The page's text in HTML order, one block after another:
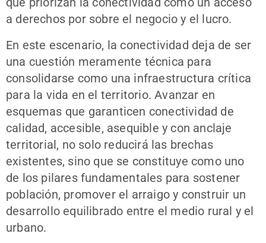
a derechos por sobre el negocio y el lucro.
En este escenario, la conectividad deja de ser
una cuestión meramente técnica para
consolidarse como una infraestructura crítica
para la vida en el territorio. Avanzar en
esquemas que garanticen conectividad de
calidad, accesible, asequible y con anclaje
territorial, no solo reducirá las brechas
existentes, sino que se constituye como uno
de los pilares fundamentales para sostener
población, promover el arraigo y construir un
desarrollo equilibrado entre el medio rural y el
urbano.